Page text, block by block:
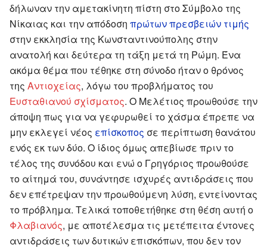
δήλωναν την αμετακίνητη πίστη στο Σύμβολο της
Νίκαιας και την απόδοση πρώτων πρεσβειών τιμής
στην εκκλησία της Κωνσταντινούπολης στην
ανατολή και δεύτερα τη τάξη μετά τη Ρώμη. Ένα
ακόμα θέμα που τέθηκε στη σύνοδο ήταν ο θρόνος
της Αντιοχείας, λόγω του προβλήματος του
Ευσταθιανού σχίσματος. Ο Μελέτιος προωθούσε την
άποψη πως για να γεφυρωθεί το χάσμα έπρεπε να
μην εκλεγεί νέος επίσκοπος σε περίπτωση θανάτου
ενός εκ των δύο. Ο ίδιος όμως απεβίωσε πριν το
τέλος της συνόδου και ενώ ο Γρηγόριος προωθούσε
το αίτημά του, συνάντησε ισχυρές αντιδράσεις που
δεν επέτρεψαν την προωθούμενη λύση, εντείνοντας
το πρόβλημα. Τελικά τοποθετήθηκε στη θέση αυτή ο
Φλαβιανός, με αποτέλεσμα τις μετέπειτα έντονες
αντιδράσεις των δυτικών επισκόπων, που δεν τον